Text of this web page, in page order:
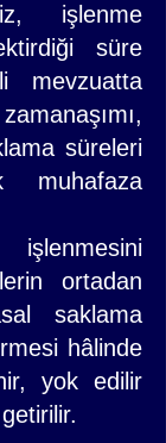
işlenme
süre
mevzuatta
süreleri
muhafaza
ortadan
saklama
hâlinde
yok edilir